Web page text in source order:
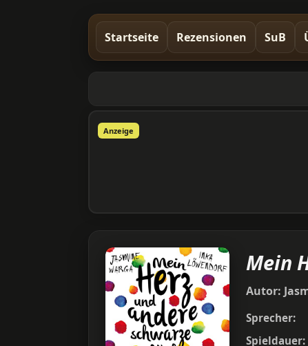
Startseite Rezensionen SuB
Anzeige
Mein
Autor:
Sprecher:
Spieldauer: